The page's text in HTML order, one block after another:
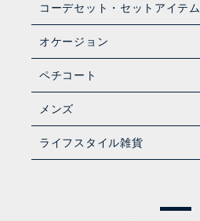
コーデセット・セットアイテム
オケージョン
ペチコート
メンズ
ライフスタイル雑貨